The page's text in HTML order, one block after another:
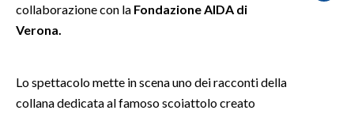
SALUTE
SARDI NEL MONDO
collaborazione con la Fondazione AIDA di
Verona.
Lo spettacolo mette in scena uno dei racconti della
collana dedicata al famoso scoiattolo creato